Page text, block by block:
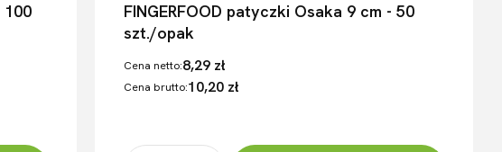
100
FINGERFOOD patyczki Osaka 9 cm - 50
szt./opak
Cena netto:8,29 zł
Cena brutto:10,20 zł